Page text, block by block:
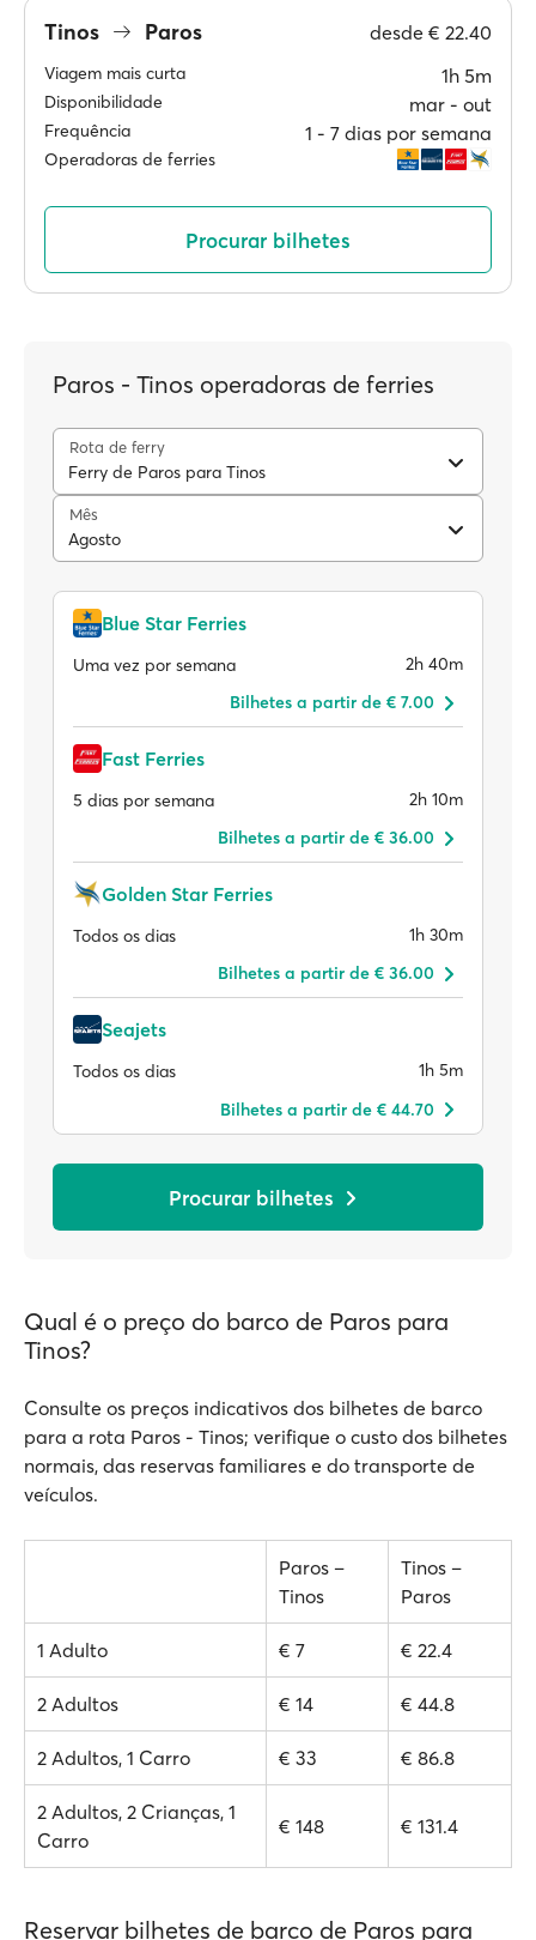
Tinos Paros desde € 22.40
Viagem mais curta 1h 5m
Disponibilidade mar ‐ out
Frequência 1 ‐ 7 dias por semana
Operadoras de ferries
Procurar bilhetes
Paros - Tinos operadoras de ferries
Rota de ferry
Ferry de Paros para Tinos
Mês
Agosto
Blue Star Ferries
Uma vez por semana
2h 40m
Bilhetes a partir de € 7.00
Fast Ferries
5 dias por semana
2h 10m
Bilhetes a partir de € 36.00
Golden Star Ferries
Todos os dias
1h 30m
Bilhetes a partir de € 36.00
Seajets
Todos os dias
1h 5m
Bilhetes a partir de € 44.70
Procurar bilhetes
Qual é o preço do barco de Paros para
Tinos?
Consulte os preços indicativos dos bilhetes de barco
para a rota Paros - Tinos; verifique o custo dos bilhetes
normais, das reservas familiares e do transporte de
veículos.
Paros –
Tinos
Tinos –
Paros
1 Adulto € 7 € 22.4
2 Adultos € 14 € 44.8
2 Adultos, 1 Carro € 33 € 86.8
2 Adultos, 2 Crianças, 1
Carro
€ 148 € 131.4
Reservar bilhetes de barco de Paros para